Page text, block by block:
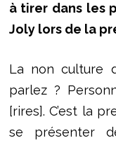
à tirer dans les
Joly lors de la
La non culture
parlez ?
[rires]. C’est la
se présenter